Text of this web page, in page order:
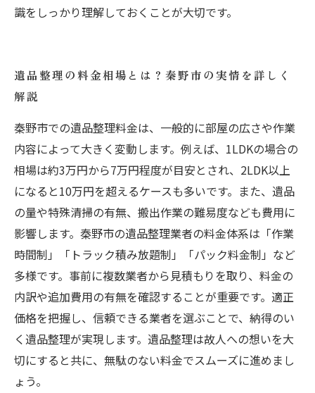
識をしっかり理解しておくことが大切です。
遺品整理の料金相場とは？秦野市の実情を詳しく
解説
秦野市での遺品整理料金は、一般的に部屋の広さや作業
内容によって大きく変動します。例えば、1LDKの場合の
相場は約3万円から7万円程度が目安とされ、2LDK以上
になると10万円を超えるケースも多いです。また、遺品
の量や特殊清掃の有無、搬出作業の難易度なども費用に
影響します。秦野市の遺品整理業者の料金体系は「作業
時間制」「トラック積み放題制」「パック料金制」など
多様です。事前に複数業者から見積もりを取り、料金の
内訳や追加費用の有無を確認することが重要です。適正
価格を把握し、信頼できる業者を選ぶことで、納得のい
く遺品整理が実現します。遺品整理は故人への想いを大
切にすると共に、無駄のない料金でスムーズに進めまし
ょう。